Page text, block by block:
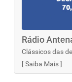
Rádio
Clássicos das
[Saiba Mais]